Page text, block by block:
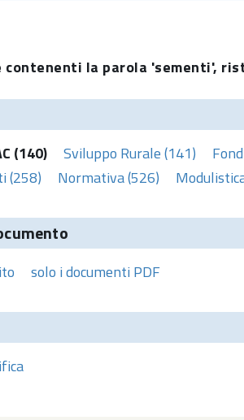
contenenti la parola 'sementi',
(140) Sviluppo Rurale (141)
(258) Normativa (526)
solo i documenti PDF